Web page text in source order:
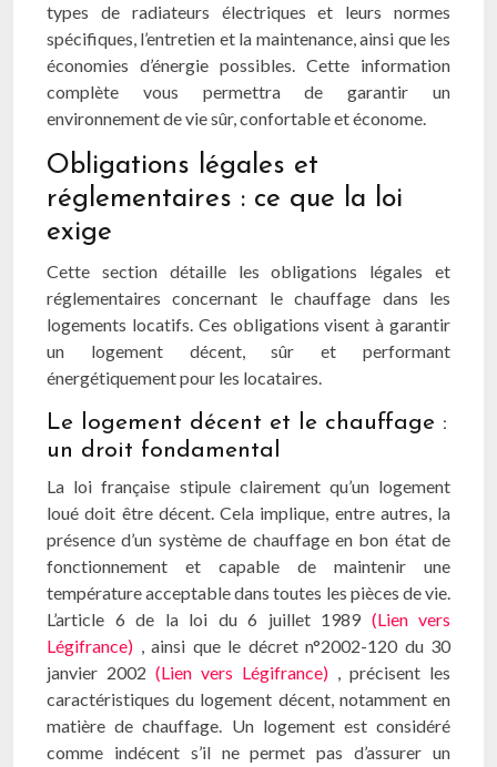
types de radiateurs électriques et leurs normes
spécifiques, l’entretien et la maintenance, ainsi que les
économies d’énergie possibles. Cette information
complète vous permettra de garantir un
environnement de vie sûr, confortable et économe.
Obligations légales et
réglementaires : ce que la loi
exige
Cette section détaille les obligations légales et
réglementaires concernant le chauffage dans les
logements locatifs. Ces obligations visent à garantir
un logement décent, sûr et performant
énergétiquement pour les locataires.
Le logement décent et le chauffage :
un droit fondamental
La loi française stipule clairement qu’un logement
loué doit être décent. Cela implique, entre autres, la
présence d’un système de chauffage en bon état de
fonctionnement et capable de maintenir une
température acceptable dans toutes les pièces de vie.
L’article 6 de la loi du 6 juillet 1989 (Lien vers
Légifrance) , ainsi que le décret n°2002-120 du 30
janvier 2002 (Lien vers Légifrance) , précisent les
caractéristiques du logement décent, notamment en
matière de chauffage. Un logement est considéré
comme indécent s’il ne permet pas d’assurer un